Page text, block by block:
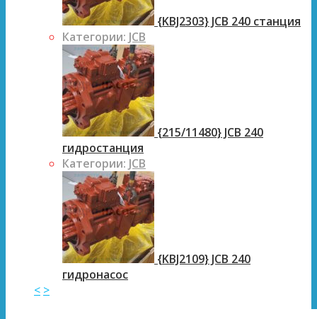
{KBJ2303} JCB 240 станция
Категории: JCB
{215/11480} JCB 240
гидростанция
Категории: JCB
{KBJ2109} JCB 240
гидронасос
< >